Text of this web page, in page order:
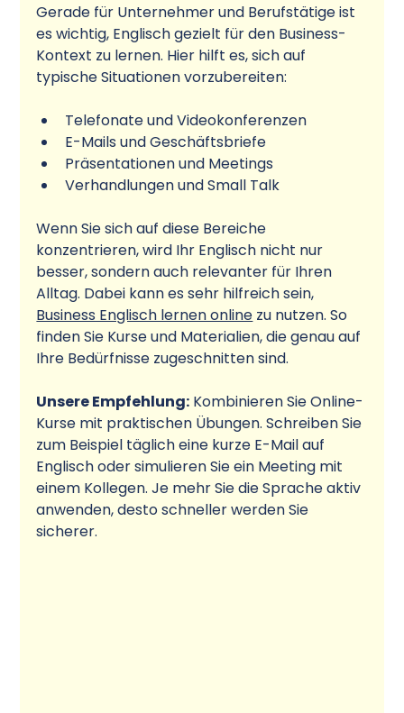
Gerade für Unternehmer und Berufstätige ist
es wichtig, Englisch gezielt für den Business-
Kontext zu lernen. Hier hilft es, sich auf
typische Situationen vorzubereiten:
Telefonate und Videokonferenzen
E-Mails und Geschäftsbriefe
Präsentationen und Meetings
Verhandlungen und Small Talk
Wenn Sie sich auf diese Bereiche
konzentrieren, wird Ihr Englisch nicht nur
besser, sondern auch relevanter für Ihren
Alltag. Dabei kann es sehr hilfreich sein,
Business Englisch lernen online zu nutzen. So
finden Sie Kurse und Materialien, die genau auf
Ihre Bedürfnisse zugeschnitten sind.
Unsere Empfehlung: Kombinieren Sie Online-
Kurse mit praktischen Übungen. Schreiben Sie
zum Beispiel täglich eine kurze E-Mail auf
Englisch oder simulieren Sie ein Meeting mit
einem Kollegen. Je mehr Sie die Sprache aktiv
anwenden, desto schneller werden Sie
sicherer.